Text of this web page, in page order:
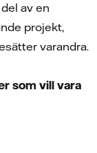
av en
projekt,
varandra.
som vill vara